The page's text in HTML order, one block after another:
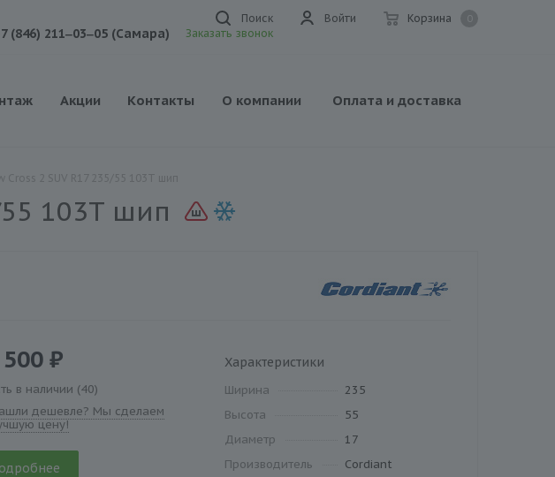
Корзина
Войти
Поиск
(846) 211‒03‒05 (Самара) Заказать звонок
Акции Контакты О компании Оплата и доставка
103T шип
₽
в наличии (40)
дешевле? Мы сделаем
цену!
Характеристики
Ширина
235
Высота
55
Диаметр
17
Производитель
Cordiant